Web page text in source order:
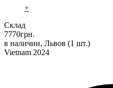
+
Склад
7770грн.
в наличии, Львов (1 шт.)
Vietnam 2024